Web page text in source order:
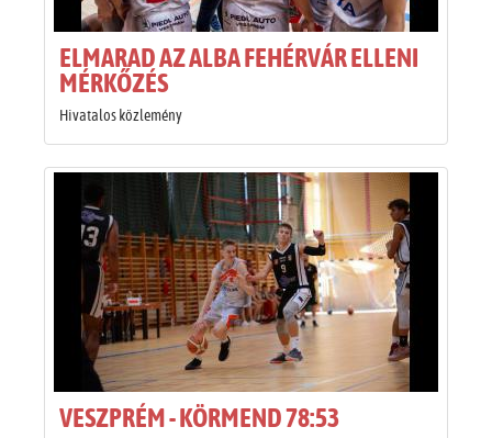
ELMARAD AZ ALBA FEHÉRVÁR ELLENI
MÉRKŐZÉS
Hivatalos közlemény
VESZPRÉM - KÖRMEND 78:53